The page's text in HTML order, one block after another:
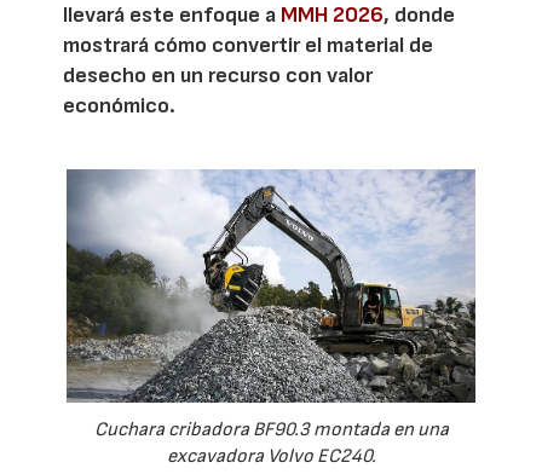
llevará este enfoque a MMH 2026, donde
mostrará cómo convertir el material de
desecho en un recurso con valor
económico.
Cuchara cribadora BF90.3 montada en una
excavadora Volvo EC240.